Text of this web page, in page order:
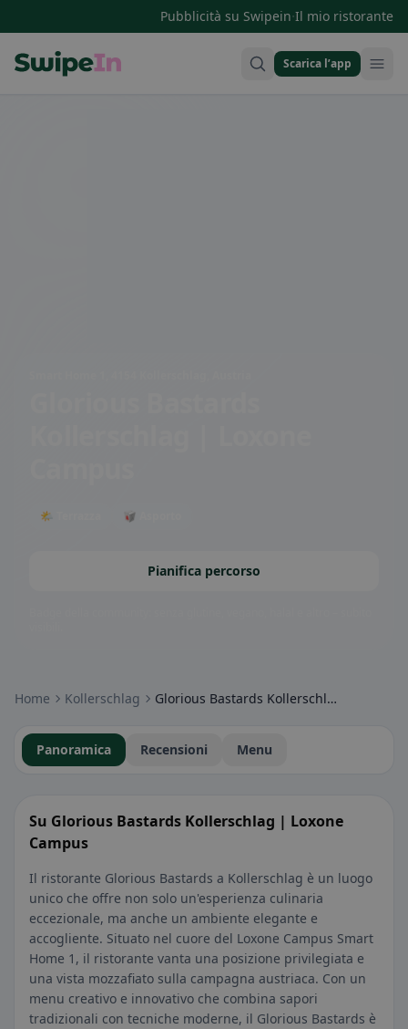
Pubblicità su Swipein·Il mio ristorante
Scarica l’app
🌤 Terrazza 🥡 Asporto
Pianifica percorso
Home Kollerschlag Glorious Bastards Kollerschlag | Loxone Campus
Panoramica Recensioni Menu
Su Glorious Bastards Kollerschlag | Loxone
Campus
Il ristorante Glorious Bastards a Kollerschlag è un luogo
unico che offre non solo un'esperienza culinaria
eccezionale, ma anche un ambiente elegante e
accogliente. Situato nel cuore del Loxone Campus Smart
Home 1, il ristorante vanta una posizione privilegiata e
una vista mozzafiato sulla campagna austriaca. Con un
menu creativo e innovativo che combina sapori
tradizionali con tecniche moderne, il Glorious Bastards è